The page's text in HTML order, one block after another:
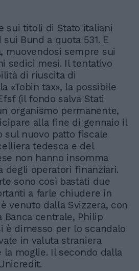
sui titoli di Stato italiani
Bund a quota 531. E
muovendosi sempre sui
sedici mesi. Il tentativo
di riuscita di
«Tobin tax», la possibile
(il fondo salva Stati
organismo permanente,
alla fine di gennaio il
sul nuovo patto fiscale
tedesca e del
non hanno insomma
degli operatori finanziari.
sono così bastati due
a farle chiudere in
venuto dalla Svizzera, con
centrale, Philip
è dimesso per lo scandalo
in valuta straniera
moglie. Il secondo dalla